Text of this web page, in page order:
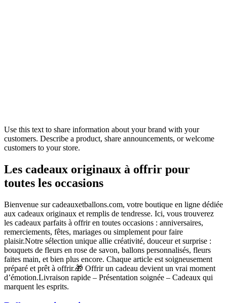
Use this text to share information about your brand with your
customers. Describe a product, share announcements, or welcome
customers to your store.
Les cadeaux originaux à offrir pour
toutes les occasions
Bienvenue sur cadeauxetballons.com, votre boutique en ligne dédiée
aux cadeaux originaux et remplis de tendresse. Ici, vous trouverez
les cadeaux parfaits à offrir en toutes occasions : anniversaires,
remerciements, fêtes, mariages ou simplement pour faire
plaisir.Notre sélection unique allie créativité, douceur et surprise :
bouquets de fleurs en rose de savon, ballons personnalisés, fleurs
faites main, et bien plus encore. Chaque article est soigneusement
préparé et prêt à offrir.🎁 Offrir un cadeau devient un vrai moment
d’émotion.Livraison rapide – Présentation soignée – Cadeaux qui
marquent les esprits.